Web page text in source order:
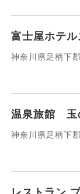
すべ
富士屋ホテ
神奈川県足柄下
温泉旅館 玉
神奈川県足柄下